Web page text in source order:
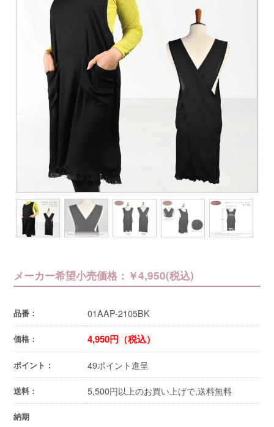
メーカー希望小売価格：￥4,950(税込)
品番： 01AAP-2105BK
価格： 4,950円（税込）
ポイント： 49ポイント進呈
送料： 5,500円以上のお買い上げで,送料無料
納期